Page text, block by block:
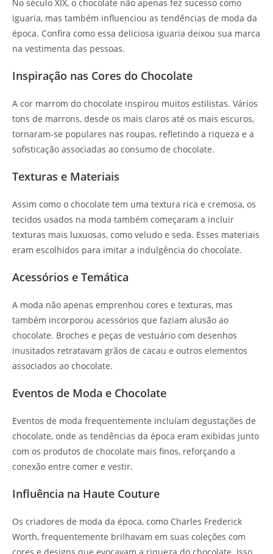
No século XIX, o chocolate não apenas fez sucesso como
iguaria, mas também influenciou as tendências de moda da
época. Confira como essa deliciosa iguaria deixou sua marca
na vestimenta das pessoas.
Inspiração nas Cores do Chocolate
A cor marrom do chocolate inspirou muitos estilistas. Vários
tons de marrons, desde os mais claros até os mais escuros,
tornaram-se populares nas roupas, refletindo a riqueza e a
sofisticação associadas ao consumo de chocolate.
Texturas e Materiais
Assim como o chocolate tem uma textura rica e cremosa, os
tecidos usados na moda também começaram a incluir
texturas mais luxuosas, como veludo e seda. Esses materiais
eram escolhidos para imitar a indulgência do chocolate.
Acessórios e Temática
A moda não apenas emprenhou cores e texturas, mas
também incorporou acessórios que faziam alusão ao
chocolate. Broches e peças de vestuário com desenhos
inusitados retratavam grãos de cacau e outros elementos
associados ao chocolate.
Eventos de Moda e Chocolate
Eventos de moda frequentemente incluíam degustações de
chocolate, onde as tendências da época eram exibidas junto
com os produtos de chocolate mais finos, reforçando a
conexão entre comer e vestir.
Influência na Haute Couture
Os criadores de moda da época, como Charles Frederick
Worth, frequentemente brilhavam em suas coleções com